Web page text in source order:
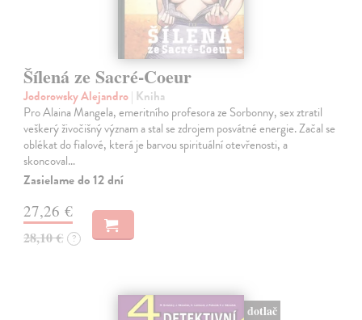
Šílená ze Sacré-Coeur
Jodorowsky Alejandro| Kniha
Pro Alaina Mangela, emeritního profesora ze Sorbonny, sex ztratil
veškerý živočišný význam a stal se zdrojem posvátné energie. Začal se
oblékat do fialové, která je barvou spirituální otevřenosti, a
skoncoval…
Zasielame do 12 dní
27,26 €
28,10 € ?
dotlač